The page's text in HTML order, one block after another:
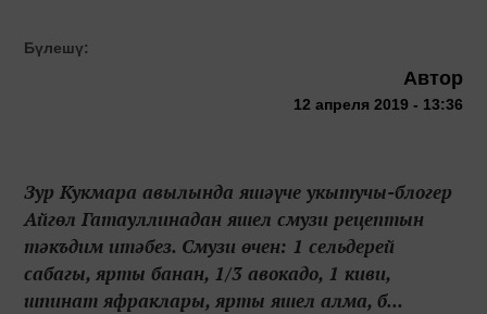
Бүлешү:
Автор
12 апреля 2019 - 13:36
Зур Кукмара авылында яшәүче укытучы-блогер
Айгөл Гатауллинадан яшел смузи рецептын
тәкъдим итәбез. Смузи өчен: 1 сельдерей
сабагы, ярты банан, 1/3 авокадо, 1 киви,
шпинат яфраклары, ярты яшел алма, б...